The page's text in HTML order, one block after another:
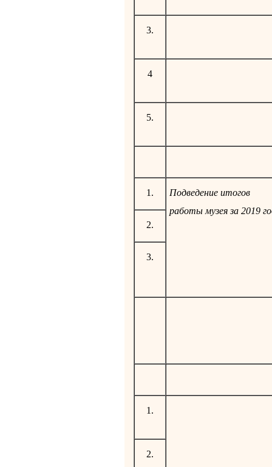
3.
4
5.
1.
Подведение итогов
работы музея за 2019
2.
3.
1.
2.